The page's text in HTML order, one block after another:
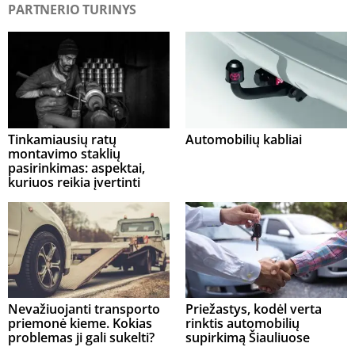
PARTNERIO TURINYS
Tinkamiausių ratų
montavimo staklių
pasirinkimas: aspektai,
kuriuos reikia įvertinti
Automobilių kabliai
Nevažiuojanti transporto
priemonė kieme. Kokias
problemas ji gali sukelti?
Priežastys, kodėl verta
rinktis automobilių
supirkimą Šiauliuose